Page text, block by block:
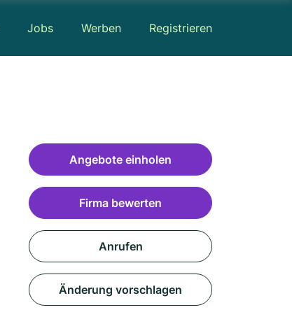
Jobs Werben Registrieren
Angebote einholen
Firma bewerten
Anrufen
Änderung vorschlagen